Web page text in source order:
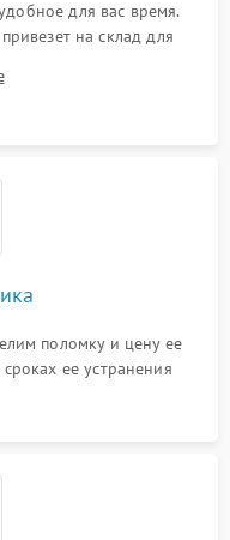
для вас время.
на склад для
поломку и цену ее
ее устранения